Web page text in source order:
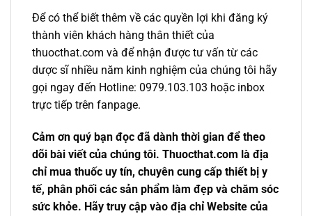
Để có thể biết thêm về các quyền lợi khi đăng ký
thành viên khách hàng thân thiết của
thuocthat.com và để nhận được tư vấn từ các
dược sĩ nhiều năm kinh nghiệm của chúng tôi hãy
gọi ngay đến Hotline: 0979.103.103 hoặc inbox
trực tiếp trên fanpage.
Cảm ơn quý bạn đọc đã dành thời gian để theo
dõi bài viết của chúng tôi. Thuocthat.com là địa
chỉ mua thuốc uy tín, chuyên cung cấp thiết bị y
tế, phân phối các sản phẩm làm đẹp và chăm sóc
sức khỏe. Hãy truy cập vào địa chỉ Website của